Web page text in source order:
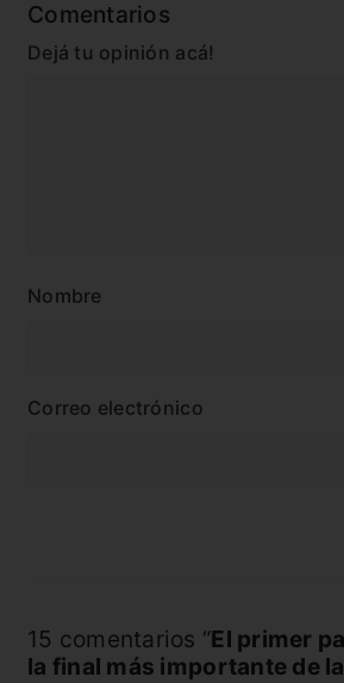
Comentarios
Dejá tu opinión acá!
Nombre
Correo electrónico
15 comentarios “El primer
la final más importante de